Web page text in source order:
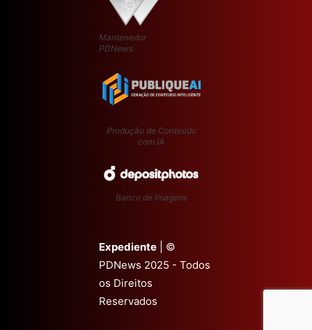
Mantenedor
PDNews
Produção de Conteúdo
com IA
Banco de Imagens
Expediente | ©
PDNews 2025 - Todos
os Direitos
Reservados